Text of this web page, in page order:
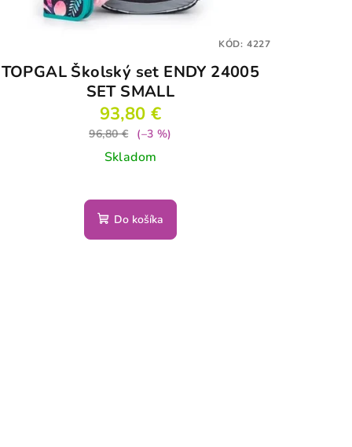
TOPGAL Školský set ENDY 24005
SET SMALL
93,80 €
96,80 € (–3 %)
Skladom
Do košíka
KÓD: 4227